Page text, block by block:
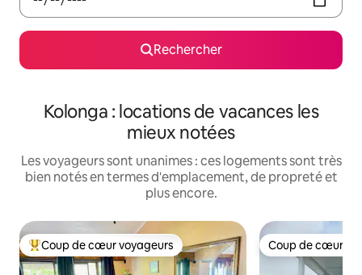
Rechercher
Kolonga : locations de vacances les
mieux notées
Les voyageurs sont unanimes : ces logements sont très
bien notés en termes d'emplacement, de propreté et
plus encore.
Coups de cœur voyageurs les plus appréciés
Coup de cœur voyageurs Coup de cœur
Coup de cœur